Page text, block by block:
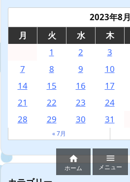
2023年8月
月
火 水 木
1
2 3
7
8 9 10
14
15 16 17
21
22 23 24
28
29 30 31
« 7月

ホーム

メニュー